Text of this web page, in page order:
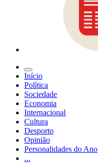
Início
Política
Sociedade
Economia
Internacional
Cultura
Desporto
Opinião
Personalidades do Ano
...